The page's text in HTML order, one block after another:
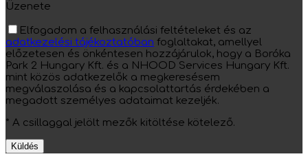
Üzenete
Elfogadom a felhasználási feltételeket és az
adatkezelési tájékoztatóban foglaltakat, amellyel
előzetesen és önkéntesen hozzájárulok, hogy a Boróka
Park 2 Hungary Kft. és a NHOOD Services Hungary Kft.
mint közös adatkezelők a megkeresésem
megválaszolása és a kapcsolattartás érdekében a
megadott személyes adataimat kezeljék.
* A csillaggal jelölt mezők kitöltése kötelező.